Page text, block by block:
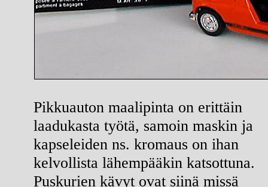
Pikkuauton maalipinta on erittäin
laadukasta työtä, samoin maskin ja
kapseleiden ns. kromaus on ihan
kelvollista lähempääkin katsottuna.
Puskurien kävyt ovat siinä missä